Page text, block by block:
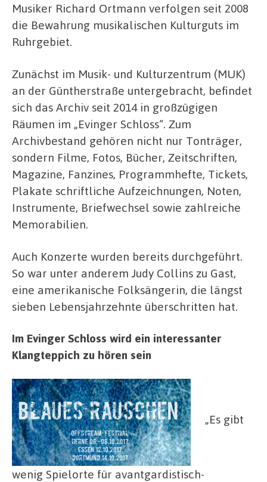
Musiker Richard Ortmann verfolgen seit 2008
die Bewahrung musikalischen Kulturguts im
Ruhrgebiet.
Zunächst im Musik- und Kulturzentrum (MUK)
an der Güntherstraße untergebracht, befindet
sich das Archiv seit 2014 in großzügigen
Räumen im „Evinger Schloss“. Zum
Archivbestand gehören nicht nur Tonträger,
sondern Filme, Fotos, Bücher, Zeitschriften,
Magazine, Fanzines, Programmhefte, Tickets,
Plakate schriftliche Aufzeichnungen, Noten,
Instrumente, Briefwechsel sowie zahlreiche
Memorabilien.
Auch Konzerte wurden bereits durchgeführt.
So war unter anderem Judy Collins zu Gast,
eine amerikanische Folksängerin, die längst
sieben Lebensjahrzehnte überschritten hat.
Im Evinger Schloss wird ein interessanter
Klangteppich zu hören sein
„Es gibt
wenig Spielorte für avantgardistisch-